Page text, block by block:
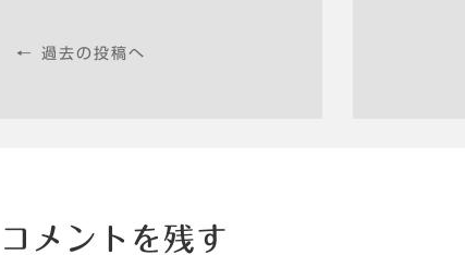
← 過去の投稿へ
コメントを残す